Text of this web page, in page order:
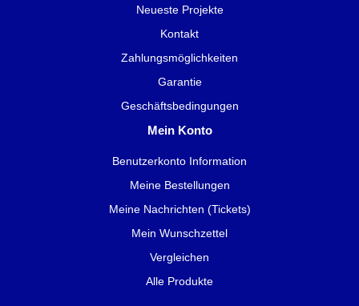
Neueste Projekte
Kontakt
Zahlungsmöglichkeiten
Garantie
Geschäftsbedingungen
Mein Konto
Benutzerkonto Information
Meine Bestellungen
Meine Nachrichten (Tickets)
Mein Wunschzettel
Vergleichen
Alle Produkte